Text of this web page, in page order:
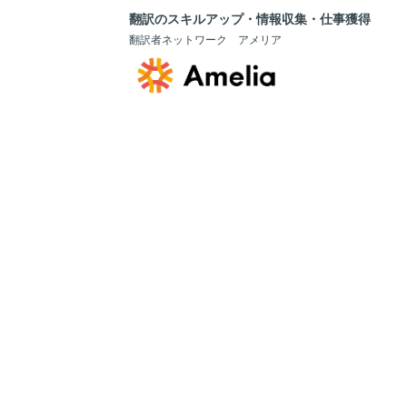
翻訳のスキルアップ・情報収集・仕事獲得
翻訳者ネットワーク アメリア